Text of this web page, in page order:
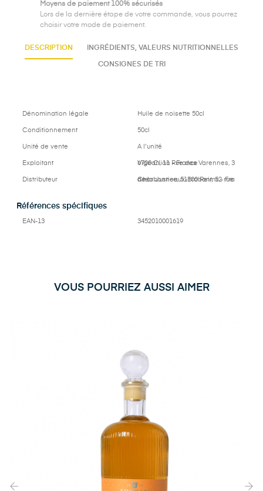
Moyens de paiement 100% sécurisés
Lors de la dernière étape de votre commande, vous pourrez
choisir votre mode de paiement.
DESCRIPTION INGRÉDIENTS, VALEURS NUTRITIONNELLES
CONSIGNES DE TRI
Dénomination légale Huile de noisette 50cl
Conditionnement 50cl
Unité de vente A l'unité
Exploitant Vigean, 11 Rue des Varennes, 36700 Clion - France
Distributeur Charbonneaux-Brabant, 52 rue de la Justice, 51100 Reims - France
Références spécifiques
EAN-13 3452010001619
VOUS POURRIEZ AUSSI AIMER